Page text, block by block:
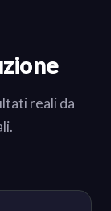
reali da